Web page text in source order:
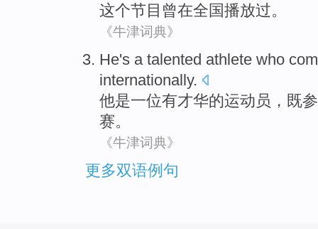
这个节目 曾在全国播放过。
《牛津词典》
He's a talented athlete who
internationally.
他是一位有才华的运动员 ，既
赛。
《牛津词典》
更多双语例句